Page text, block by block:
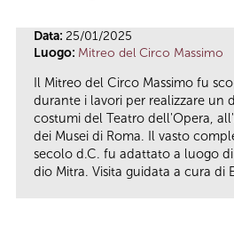
Data: 25/01/2025
Luogo: Mitreo del Circo Massimo
Il Mitreo del Circo Massimo fu
durante i lavori per realizzare un
costumi del Teatro dell'Opera,
dei Musei di Roma. Il vasto
secolo d.C. fu adattato a luogo
dio Mitra. Visita guidata a cura di